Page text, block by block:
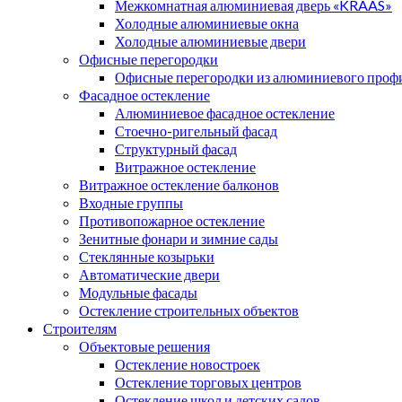
Межкомнатная алюминиевая дверь «KRAAS»
Холодные алюминиевые окна
Холодные алюминиевые двери
Офисные перегородки
Офисные перегородки из алюминиевого
Фасадное остекление
Алюминиевое фасадное остекление
Стоечно-ригельный фасад
Структурный фасад
Витражное остекление
Витражное остекление балконов
Входные группы
Противопожарное остекление
Зенитные фонари и зимние сады
Стеклянные козырьки
Автоматические двери
Модульные фасады
Остекление строительных объектов
Строителям
Объектовые решения
Остекление новостроек
Остекление торговых центров